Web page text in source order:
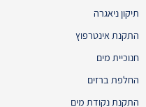
תיקון ניאגרה
התקנת אינטרפוץ
חנוכיית מים
החלפת ברזים
התקנת נקודת מים